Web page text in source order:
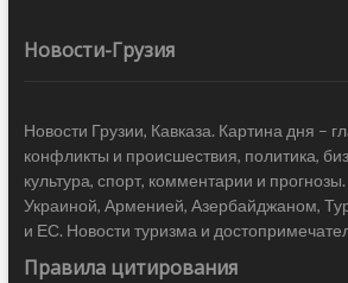
Новости-Грузия
Новости Грузии, Кавказа. Картина дня –
конфликты и происшествия, политика,
культура, спорт, комментарии и
Украиной, Арменией, Азербайджаном,
и ЕС. Новости туризма и
Правила цитирования